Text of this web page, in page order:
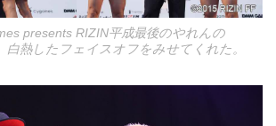
presents RIZIN平成最後のやれんの
白熱したフェイスオフをみせてくれた。